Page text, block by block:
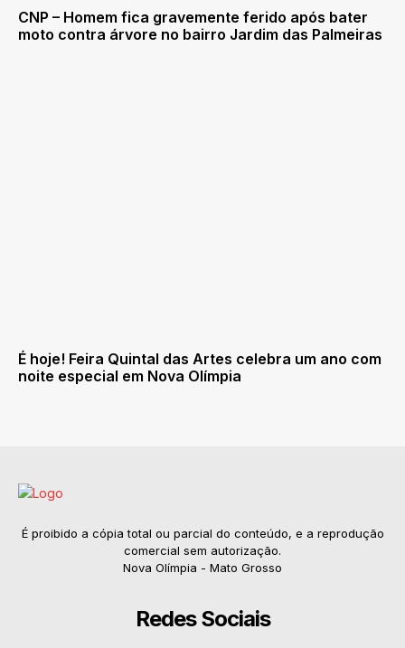
CNP – Homem fica gravemente ferido após bater
moto contra árvore no bairro Jardim das Palmeiras
É hoje! Feira Quintal das Artes celebra um ano com
noite especial em Nova Olímpia
É proibido a cópia total ou parcial do conteúdo, e a reprodução
comercial sem autorização.
Nova Olímpia - Mato Grosso
Redes Sociais